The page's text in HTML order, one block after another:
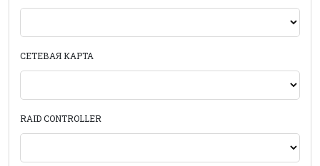
СЕТЕВАЯ КАРТА
RAID CONTROLLER